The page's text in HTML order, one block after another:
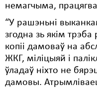
немагчыма,
“У рашэньні
згодна зь якім
копіі дамоваў на
ЖКГ, міліцыяй і
ўладаў ніхто не
дамовы.